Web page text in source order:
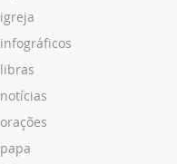
igreja
infográficos
libras
notícias
orações
papa